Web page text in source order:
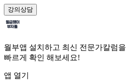
강의상담
월부앱 설치하고 최신 전문가칼럼을
빠르게 확인 해보세요!
앱 열기